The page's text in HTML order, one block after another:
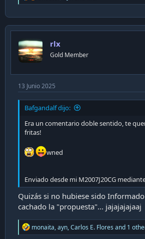
e
c
t
o
n
s
rlx
Gold Member
13 Junio 2025
Bafgandalf dijo:
Era un comentario doble sentido, te
fritas!
wned
Enviado desde mi M2007J20CG
Quizás si no hubiese sido
cachado la "propuesta"... jajajajajaaj
R
e
monaita,ayn,Carlos E. Flores and 1